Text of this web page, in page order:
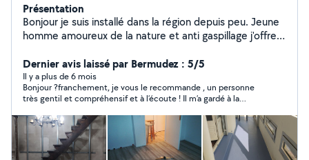
Présentation
Bonjour je suis installé dans la région depuis peu. Jeune
homme amoureux de la nature et anti gaspillage j'offre
restauration de divers objets. N'hésitez pas à me
contacter pour qu'ensemble nous donnons vie a vos
souhaits!
Dernier avis laissé par Bermudez : 5/5
Il y a plus de 6 mois
Bonjour ?franchement, je vous le recommande , un personne
très gentil et compréhensif et à l’écoute ! Il m’a gardé à la
deux jours, j’ai eux des nouvelles des vidéo et des photos ?il a
était super gentil et doux avec mon Bébé . Merci encore pour
ton intervention et j’espère à la prochaine intervention pour les
travaux à mon domicile ?